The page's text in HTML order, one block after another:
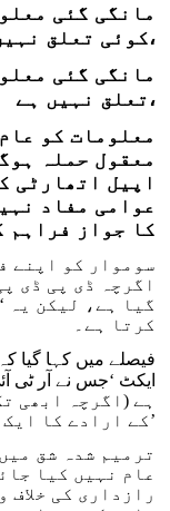
مانگی گئی
کوئی تعلق نہیں ہے،
مانگی گئی
تعلق نہیں ہے،
معلومات کو
معقول حملہ
اپیل اتھارٹی
عوامی مفاد
کا جواز فراہم
سوموار کو اپنے
اگرچہ ڈی پی ڈی
گیا ہے، لیکن یہ
کرتا ہے۔
فیصلے میں کہا گیا
ہے (اگرچہ ابھی
کے ارادے کا ایک اہم اشارہ ہے۔’
ترمیم شدہ شق
عام نہیں کیا
رازداری کی